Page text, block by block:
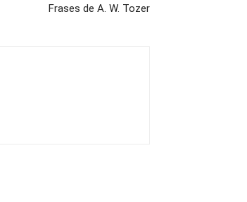
Frases de A. W. Tozer